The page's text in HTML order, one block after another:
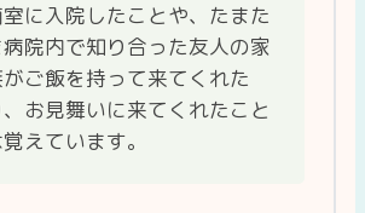
に入院したことや、たまた
病院内で知り合った友人の家
ご飯を持って来てくれた
、お見舞いに来てくれたこと
えています。